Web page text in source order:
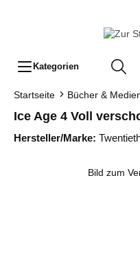
Kategorien
Startseite Bücher &
Ice Age 4 Voll
Hersteller/Marke:
Bild zum